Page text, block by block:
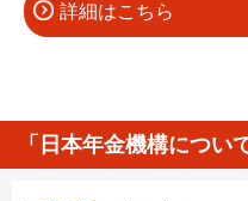
詳細はこちら
「日本年金機構につい